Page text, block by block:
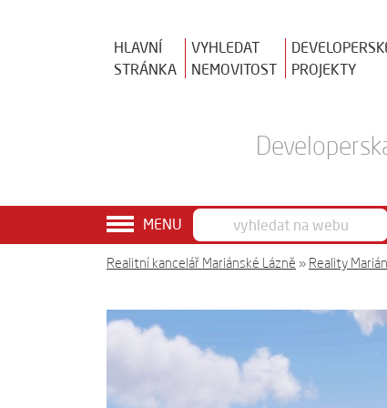
HLAVNÍ
STRÁNKA
VYHLEDAT
NEMOVITOST
PROJEKTY
MENU
Realitní kancelář Mariánské Lázně » Reality